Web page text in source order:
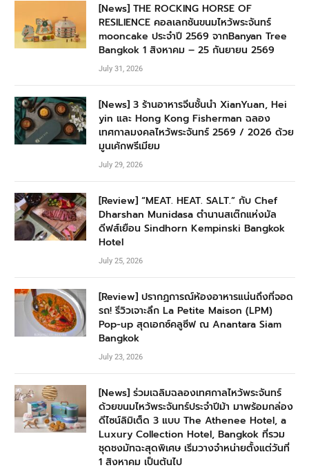
[News] THE ROCKING HORSE OF
RESILIENCE คอลเลกชันขนมไหว้พระจันทร์
mooncake ประจำปี 2569 จากBanyan Tree
Bangkok 1 สิงหาคม – 25 กันยายน 2569
July 31, 2026
[News] 3 ร้านอาหารจีนชั้นนำ XianYuan, Hei
yin และ Hong Kong Fisherman ฉลอง
เทศกาลมงคลไหว้พระจันทร์ 2569 / 2026 ด้วย
มูนเค้กพรีเมียม
July 29, 2026
[Review] “MEAT. HEAT. SALT.” กับ Chef
Dharshan Munidasa ตำนานสเต๊กแห่งมัล
ดีฟส์เยือน Sindhorn Kempinski Bangkok
Hotel
July 25, 2026
[Review] ปรากฏการณ์ห้องอาหารแน่นถึงที่จอด
รถ! รีวิวเจาะลึก La Petite Maison (LPM)
Pop-up สุดเอกซ์คลูซีฟ ณ Anantara Siam
Bangkok
July 23, 2026
[News] ร่วมเฉลิมฉลองเทศกาลไหว้พระจันทร์
ด้วยขนมไหว้พระจันทร์ประจำปีม้า มาพร้อมกล่อง
ดีไซน์ลิมิเต็ด 3 แบบ The Athenee Hotel, a
Luxury Collection Hotel, Bangkok ที่รวม
ชุดชงมัทฉะสุดพิเศษ เริ่มวางจำหน่ายตั้งแต่วันที่
1 สิงหาคม เป็นต้นไป